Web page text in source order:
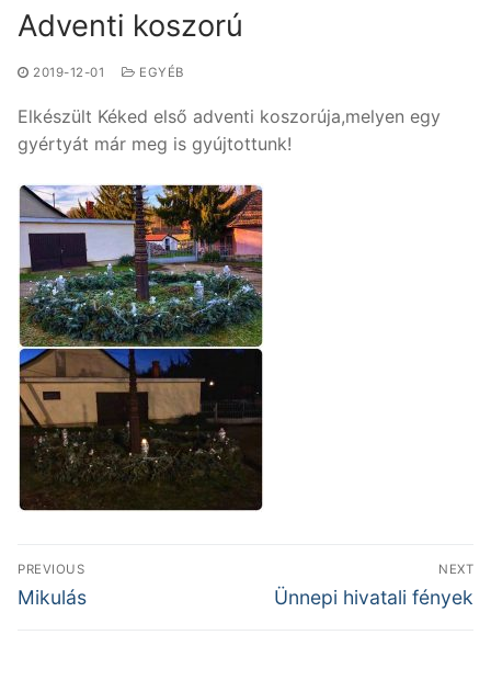
Adventi koszorú
2019-12-01 EGYÉB
Elkészült Kéked első adventi koszorúja,melyen egy
gyértyát már meg is gyújtottunk!
Bejegyzés
navigáció
PREVIOUS
Previous
Mikulás
NEXT
Next
Ünnepi hivatali fények